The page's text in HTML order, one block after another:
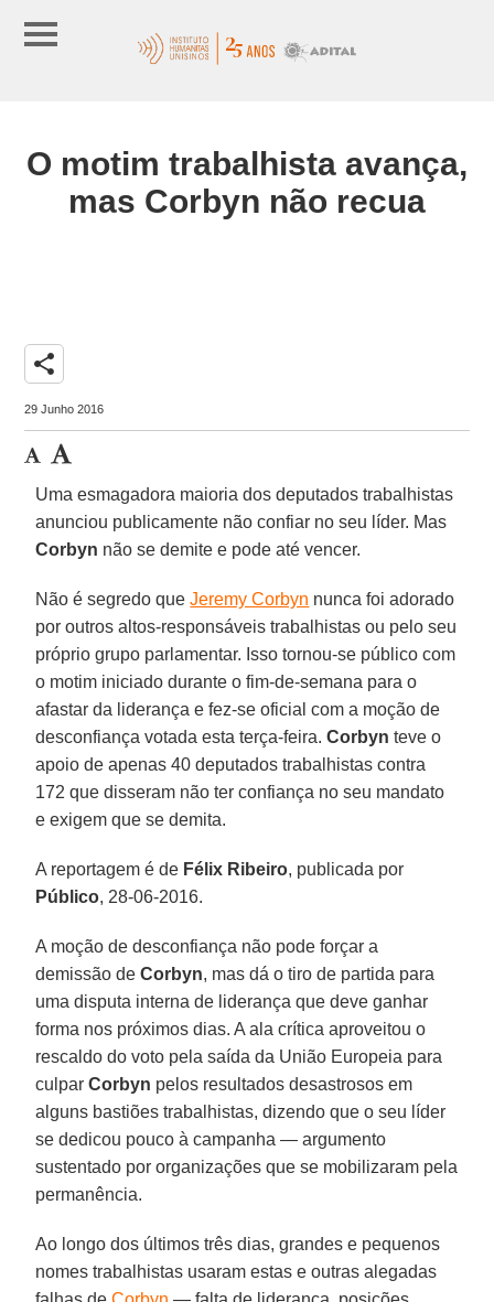
O motim trabalhista avança,
mas Corbyn não recua
share
29 Junho 2016
Uma esmagadora maioria dos deputados trabalhistas
anunciou publicamente não confiar no seu líder. Mas
Corbyn não se demite e pode até vencer.
Não é segredo queJeremy Corbyn nunca foi adorado
por outros altos-responsáveis trabalhistas ou pelo seu
próprio grupo parlamentar. Isso tornou-se público com
o motim iniciado durante o fim-de-semana para o
afastar da liderança e fez-se oficial com a moção de
desconfiança votada esta terça-feira.Corbyn teve o
apoio de apenas 40 deputados trabalhistas contra
172 que disseram não ter confiança no seu mandato
e exigem que se demita.
A reportagem é de Félix Ribeiro, publicada por
Público, 28-06-2016.
A moção de desconfiança não pode forçar a
demissão deCorbyn, mas dá o tiro de partida para
uma disputa interna de liderança que deve ganhar
forma nos próximos dias. A ala crítica aproveitou o
rescaldo do voto pela saída da União Europeia para
culparCorbyn pelos resultados desastrosos em
alguns bastiões trabalhistas, dizendo que o seu líder
se dedicou pouco à campanha — argumento
sustentado por organizações que se mobilizaram pela
permanência.
Ao longo dos últimos três dias, grandes e pequenos
nomes trabalhistas usaram estas e outras alegadas